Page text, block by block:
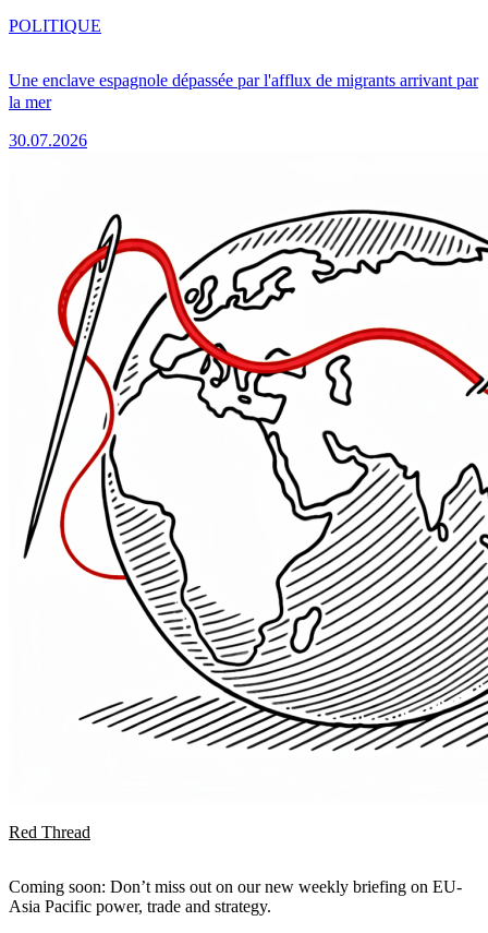
Une enclave espagnole dépassée par l'afflux de migrants arrivant par
la mer
30.07.2026
POLITIQUE
Red Thread
Coming soon: Don’t miss out on our new weekly briefing on EU-
Asia Pacific power, trade and strategy.